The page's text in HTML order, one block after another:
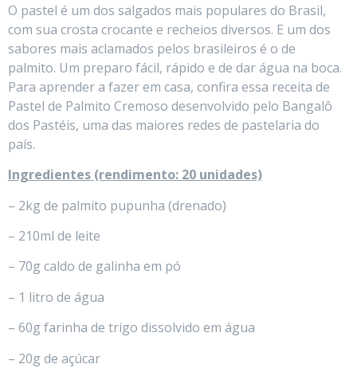
O pastel é um dos salgados mais populares do Brasil,
com sua crosta crocante e recheios diversos. E um dos
sabores mais aclamados pelos brasileiros é o de
palmito. Um preparo fácil, rápido e de dar água na boca.
Para aprender a fazer em casa, confira essa receita de
Pastel de Palmito Cremoso desenvolvido pelo Bangalô
dos Pastéis, uma das maiores redes de pastelaria do
país.
Ingredientes (rendimento: 20 unidades)
– 2kg de palmito pupunha (drenado)
– 210ml de leite
– 70g caldo de galinha em pó
– 1 litro de água
– 60g farinha de trigo dissolvido em água
– 20g de açúcar